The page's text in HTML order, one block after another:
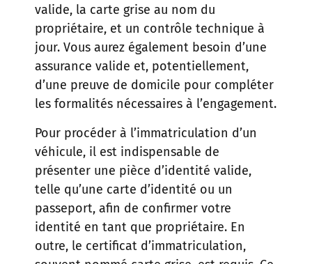
valide, la carte grise au nom du
propriétaire, et un contrôle technique à
jour. Vous aurez également besoin d’une
assurance valide et, potentiellement,
d’une preuve de domicile pour compléter
les formalités nécessaires à l’engagement.
Pour procéder à l’immatriculation d’un
véhicule, il est indispensable de
présenter une pièce d’identité valide,
telle qu’une carte d’identité ou un
passeport, afin de confirmer votre
identité en tant que propriétaire. En
outre, le certificat d’immatriculation,